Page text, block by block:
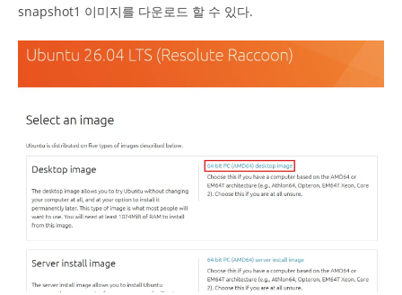
snapshot1 이미지를 다운로드 할 수 있다.